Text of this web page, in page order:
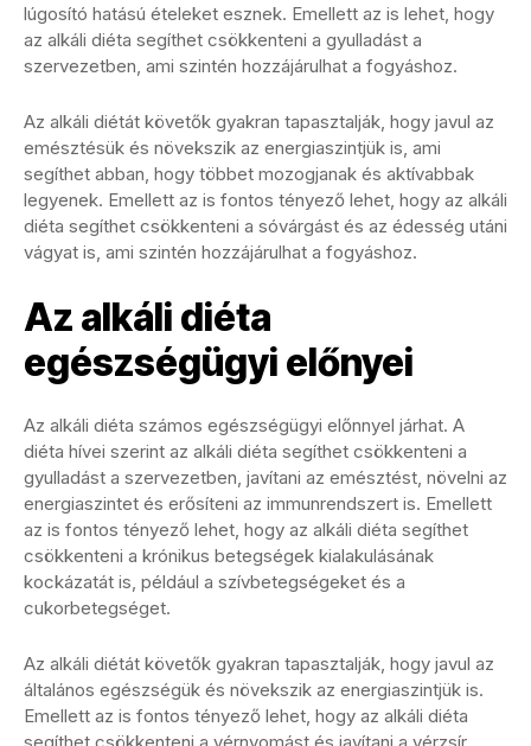
lúgosító hatású ételeket esznek. Emellett az is lehet, hogy
az alkáli diéta segíthet csökkenteni a gyulladást a
szervezetben, ami szintén hozzájárulhat a fogyáshoz.
Az alkáli diétát követők gyakran tapasztalják, hogy javul az
emésztésük és növekszik az energiaszintjük is, ami
segíthet abban, hogy többet mozogjanak és aktívabbak
legyenek. Emellett az is fontos tényező lehet, hogy az alkáli
diéta segíthet csökkenteni a sóvárgást és az édesség utáni
vágyat is, ami szintén hozzájárulhat a fogyáshoz.
Az alkáli diéta
egészségügyi előnyei
Az alkáli diéta számos egészségügyi előnnyel járhat. A
diéta hívei szerint az alkáli diéta segíthet csökkenteni a
gyulladást a szervezetben, javítani az emésztést, növelni az
energiaszintet és erősíteni az immunrendszert is. Emellett
az is fontos tényező lehet, hogy az alkáli diéta segíthet
csökkenteni a krónikus betegségek kialakulásának
kockázatát is, például a szívbetegségeket és a
cukorbetegséget.
Az alkáli diétát követők gyakran tapasztalják, hogy javul az
általános egészségük és növekszik az energiaszintjük is.
Emellett az is fontos tényező lehet, hogy az alkáli diéta